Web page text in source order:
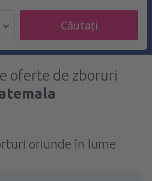
Căutați
oferte de zboruri
oriunde în lume